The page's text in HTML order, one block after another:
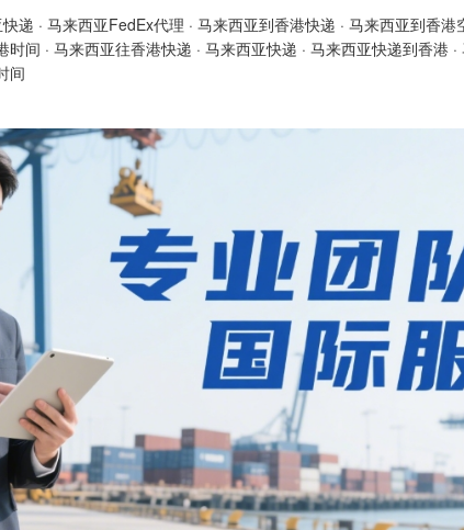
递 · 马来西亚FedEx代理 · 马来西亚到香港快递 · 马来西亚到香港
时间 · 马来西亚往香港快递 · 马来西亚快递 · 马来西亚快递到香港 ·
间